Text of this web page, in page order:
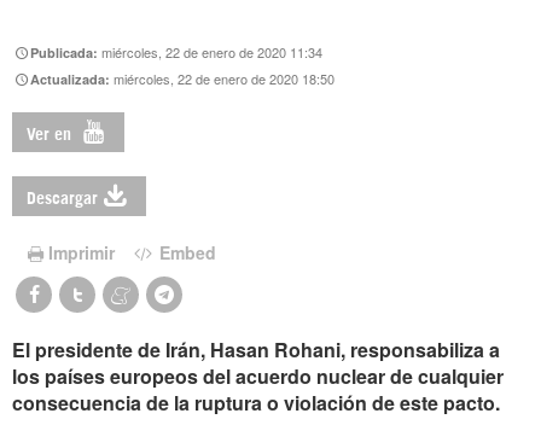
Publicada:miércoles, 22 de enero de 2020 11:34
Actualizada:miércoles, 22 de enero de 2020 18:50
Ver en
Descargar
Imprimir Embed
El presidente de Irán, Hasan Rohani, responsabiliza a
los países europeos del acuerdo nuclear de cualquier
consecuencia de la ruptura o violación de este pacto.